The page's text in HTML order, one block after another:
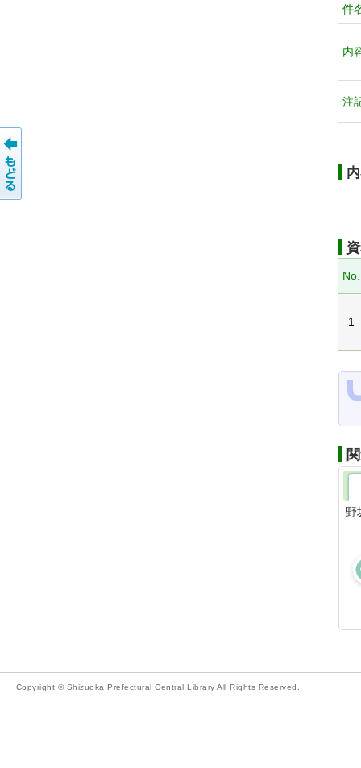
件
内
注
No.
1
野
Copyright © Shizuoka Prefectural Central Library All Rights Reserved.